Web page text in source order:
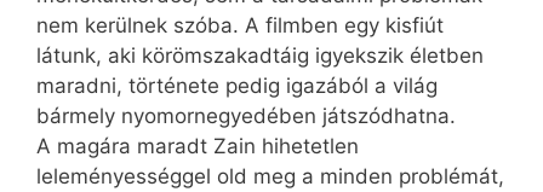
nem kerülnek szóba. A filmben egy kisfiút
látunk, aki körömszakadtáig igyekszik életben
maradni, története pedig igazából a világ
bármely nyomornegyedében játszódhatna.
A magára maradt Zain hihetetlen
leleményességgel old meg a minden problémát,